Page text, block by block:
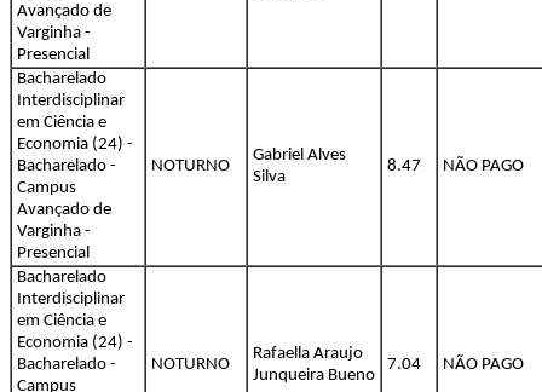
Avançado de
Varginha -
Presencial
Bacharelado
Interdisciplinar
em Ciência e
Economia (24) -
Bacharelado -
Campus
Avançado de
Varginha -
Presencial
NOTURNO
Gabriel Alves
Silva
8.47 NÃO PAGO
Bacharelado
Interdisciplinar
em Ciência e
Economia (24) -
Bacharelado -
Campus
NOTURNO
Rafaella Araujo
Junqueira Bueno
7.04 NÃO PAGO